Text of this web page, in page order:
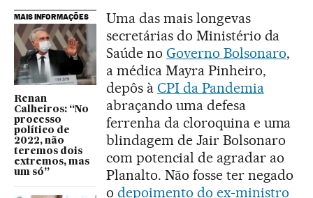
MAIS INFORMAÇÕES
Renan
Calheiros: “No
processo
político de
2022, não
teremos dois
extremos, mas
um só”
Uma das mais longevas
secretárias do Ministério da
Saúde no Governo Bolsonaro,
a médica Mayra Pinheiro,
depôs à CPI da Pandemia
abraçando uma defesa
ferrenha da cloroquina e uma
blindagem de Jair Bolsonaro
com potencial de agradar ao
Planalto. Não fosse ter negado
o depoimento do ex-ministro